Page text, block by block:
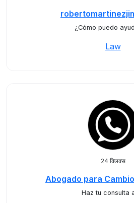
¿Cómo puedo
Law
24 क्लिक्स
Abogado para
Haz tu consulta